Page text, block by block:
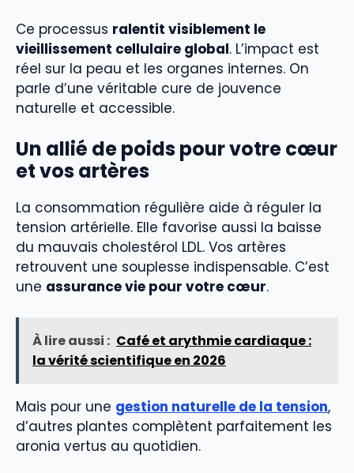
Ce processus ralentit visiblement le
vieillissement cellulaire global. L’impact est
réel sur la peau et les organes internes. On
parle d’une véritable cure de jouvence
naturelle et accessible.
Un allié de poids pour votre cœur
et vos artères
La consommation régulière aide à réguler la
tension artérielle. Elle favorise aussi la baisse
du mauvais cholestérol LDL. Vos artères
retrouvent une souplesse indispensable. C’est
une assurance vie pour votre cœur.
À lire aussi : Café et arythmie cardiaque :
la vérité scientifique en 2026
Mais pour une gestion naturelle de la tension,
d’autres plantes complètent parfaitement les
aronia vertus au quotidien.